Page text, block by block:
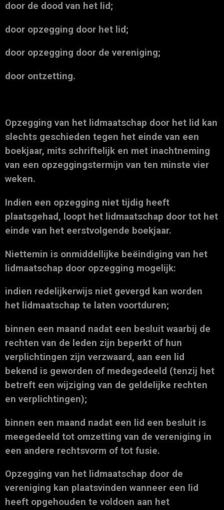
door de dood van het lid;
door opzegging door het lid;
door opzegging door de vereniging;
door ontzetting.
Opzegging van het lidmaatschap door het lid kan
slechts geschieden tegen het einde van een
boekjaar, mits schriftelijk en met inachtneming
van een opzeggingstermijn van ten minste vier
weken.
Indien een opzegging niet tijdig heeft
plaatsgehad, loopt het lidmaatschap door tot het
einde van het eerstvolgende boekjaar.
Niettemin is onmiddellijke beëindiging van het
lidmaatschap door opzegging mogelijk:
indien redelijkerwijs niet gevergd kan worden
het lidmaatschap te laten voortduren;
binnen een maand nadat een besluit waarbij de
rechten van de leden zijn beperkt of hun
verplichtingen zijn verzwaard, aan een lid
bekend is geworden of medegedeeld (tenzij het
betreft een wijziging van de geldelijke rechten
en verplichtingen);
binnen een maand nadat een lid een besluit is
meegedeeld tot omzetting van de vereniging in
een andere rechtsvorm of tot fusie.
Opzegging van het lidmaatschap door de
vereniging kan plaatsvinden wanneer een lid
heeft opgehouden te voldoen aan het